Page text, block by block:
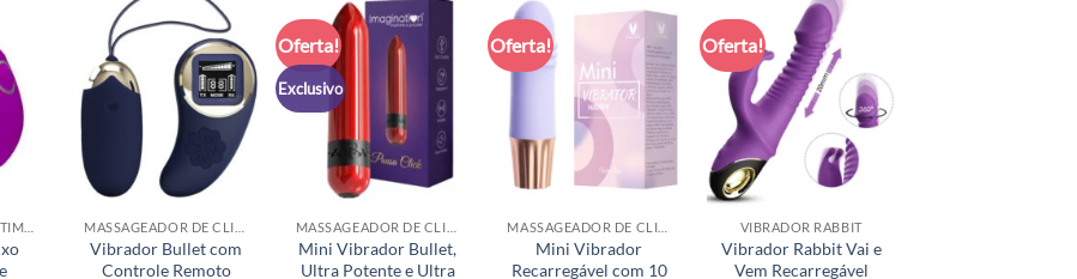
Vibrador Bullet com
Controle Remoto
Oferta!
Exclusivo
Mini Vibrador Bullet,
Ultra Potente e Ultra
Oferta!
Mini Vibrador
Recarregável com 10
Oferta!
VIBRADOR RABBIT
Vibrador Rabbit Vai e
Vem Recarregável